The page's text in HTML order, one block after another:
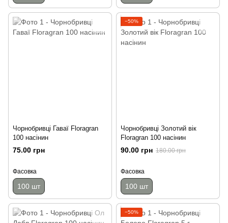
Чорнобривці Гаваї Floragran
100 насінин
75.00 грн
Фасовка
100 шт
−50%
Чорнобривці Золотий вік
Floragran 100 насінин
90.00 грн 180.00 грн
Фасовка
100 шт
−50%